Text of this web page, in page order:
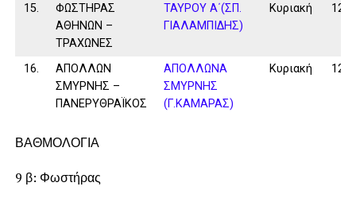
15.
ΦΩΣΤΗΡΑΣ
ΑΘΗΝΩΝ –
ΤΡΑΧΩΝΕΣ
ΤΑΥΡΟΥ Α΄(ΣΠ.
ΓΙΑΛΑΜΠΙΔΗΣ)
Κυριακή 12/
16.
ΑΠΟΛΛΩΝ
ΣΜΥΡΝΗΣ –
ΠΑΝΕΡΥΘΡΑΪΚΟΣ
ΑΠΟΛΛΩΝΑ
ΣΜΥΡΝΗΣ
(Γ.ΚΑΜΑΡΑΣ)
Κυριακή 12/
ΒΑΘΜΟΛΟΓΙΑ
9 β: Φωστήρας